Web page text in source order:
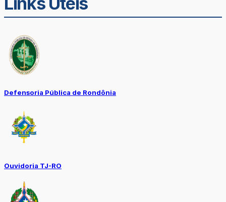
Defensoria Pública de Rondônia
Ouvidoria TJ-RO